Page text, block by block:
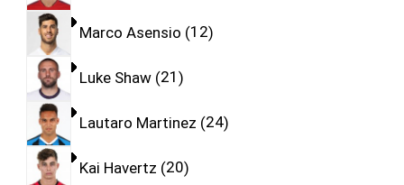
Marco Asensio 12
Luke Shaw 21
Lautaro Martinez 24
Kai Havertz 20